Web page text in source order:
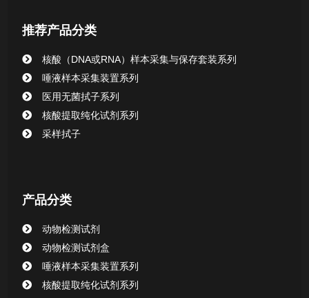
清洁验证棉签系列
动物检测试剂
推荐产品分类
核酸（DNA或RNA）样本采集与保存套装系列
唾液样本采集装置系列
医用无菌拭子系列
核酸提取纯化试剂系列
采样拭子
产品分类
动物检测试剂
动物检测试剂盒
唾液样本采集装置系列
核酸提取纯化试剂系列